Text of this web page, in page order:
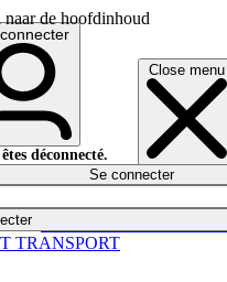
naar de hoofdinhoud
Close menu
déconnecté.
Se connecter
TRANSPORT